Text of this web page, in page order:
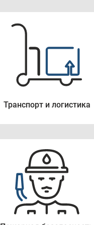
Транспорт и логистика